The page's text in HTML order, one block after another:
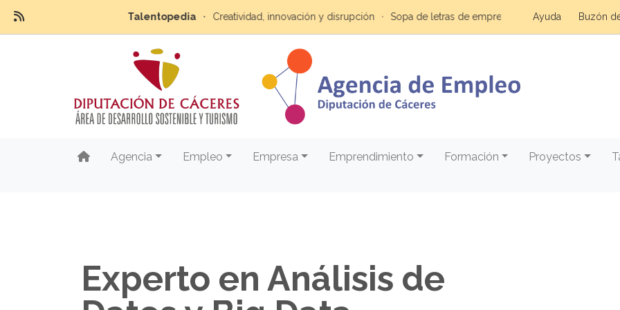
Talentopedia Creatividad, innovación y disrupción Sopa de letras de emprendimiento Claves para la
Ayuda Buzón
Agencia Empleo Empresa Emprendimiento Formación Proyectos
Experto en Análisis de